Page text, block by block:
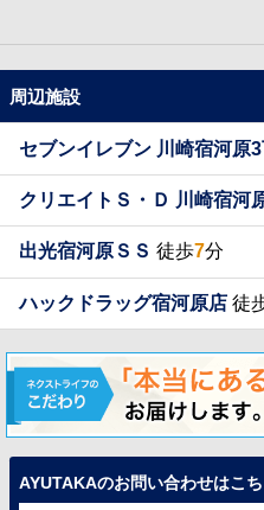
周辺施設
セブンイレブン 川崎宿河原
クリエイトＳ・Ｄ 川崎宿河
出光宿河原ＳＳ 徒歩7分
ハックドラッグ宿河原店 徒
AYUTAKAのお問い合わせはこ